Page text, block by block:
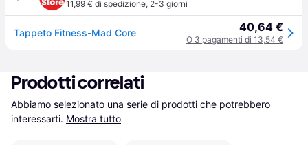
11,99 € di spedizione, 2-3 giorni
Tappeto Fitness-Mad Core 40,64 €
O 3 pagamenti di 13,54 €
Prodotti correlati
Abbiamo selezionato una serie di prodotti che potrebbero
interessarti. Mostra tutto